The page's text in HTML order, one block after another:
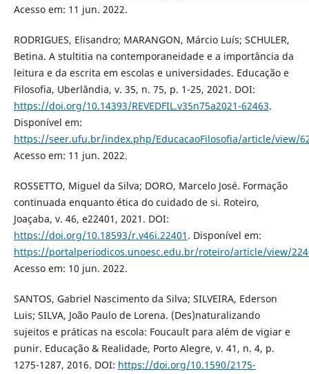
Acesso em: 11 jun. 2022.
RODRIGUES, Elisandro; MARANGON, Márcio Luís; SCHULER,
Betina. A stultitia na contemporaneidade e a importância da
leitura e da escrita em escolas e universidades. Educação e
Filosofia, Uberlândia, v. 35, n. 75, p. 1-25, 2021. DOI:
https://doi.org/10.14393/REVEDFIL.v35n75a2021-62463.
Disponível em:
https://seer.ufu.br/index.php/EducacaoFilosofia/article/view/
Acesso em: 11 jun. 2022.
ROSSETTO, Miguel da Silva; DORO, Marcelo José. Formação
continuada enquanto ética do cuidado de si. Roteiro,
Joaçaba, v. 46, e22401, 2021. DOI:
https://doi.org/10.18593/r.v46i.22401 . Disponível em:
https://portalperiodicos.unoesc.edu.br/roteiro/article/view/
Acesso em: 10 jun. 2022.
SANTOS, Gabriel Nascimento da Silva; SILVEIRA, Ederson
Luis; SILVA, João Paulo de Lorena. (Des)naturalizando
sujeitos e práticas na escola: Foucault para além de vigiar e
punir. Educação & Realidade, Porto Alegre, v. 41, n. 4, p.
1275-1287, 2016. DOI: https://doi.org/10.1590/2175-